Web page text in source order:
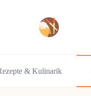
& Kulinarik